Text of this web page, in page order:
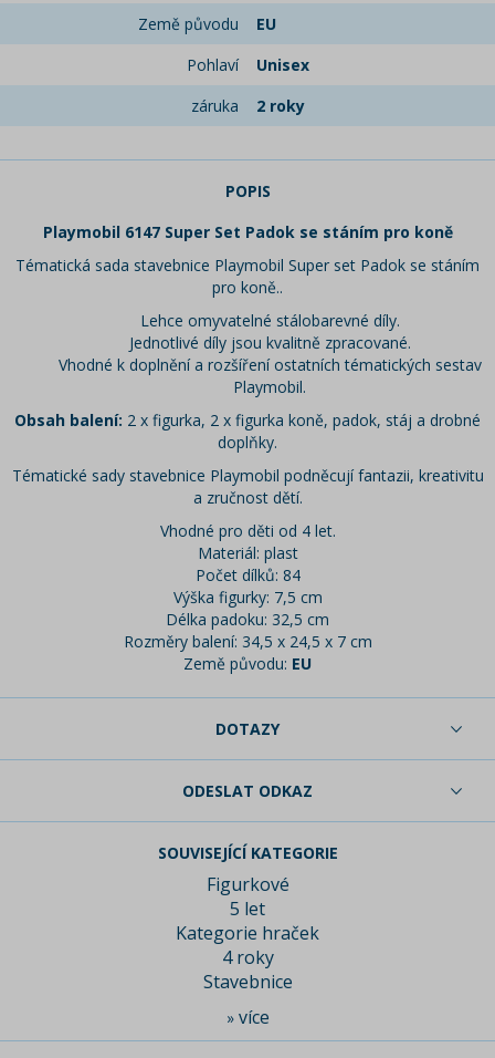
Země původu
EU
Pohlaví
Unisex
záruka
2 roky
POPIS
Playmobil 6147 Super Set Padok se stáním pro koně
Tématická sada stavebnice Playmobil Super set Padok se stáním
pro koně..
Lehce omyvatelné stálobarevné díly.
Jednotlivé díly jsou kvalitně zpracované.
Vhodné k doplnění a rozšíření ostatních tématických sestav
Playmobil.
Obsah balení: 2 x figurka, 2 x figurka koně, padok, stáj a drobné
doplňky.
Tématické sady stavebnice Playmobil podněcují fantazii, kreativitu
a zručnost dětí.
Vhodné pro děti od 4 let.
Materiál: plast
Počet dílků: 84
Výška figurky: 7,5 cm
Délka padoku: 32,5 cm
Rozměry balení: 34,5 x 24,5 x 7 cm
Země původu: EU
DOTAZY
ODESLAT ODKAZ
SOUVISEJÍCÍ KATEGORIE
Figurkové
5 let
Kategorie hraček
4 roky
Stavebnice
» více